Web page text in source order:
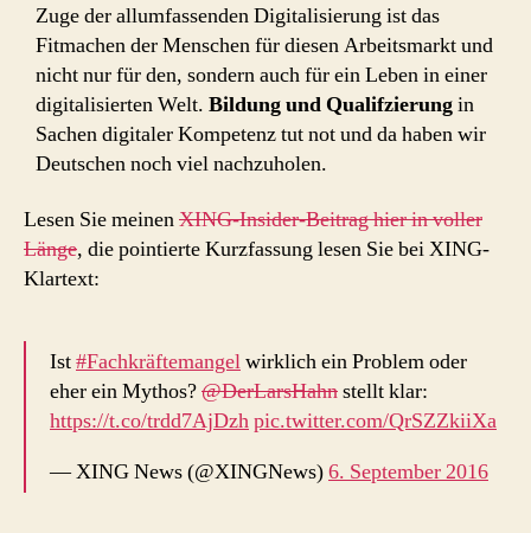
Zuge der allumfassenden Digitalisierung ist das
Fitmachen der Menschen für diesen Arbeitsmarkt und
nicht nur für den, sondern auch für ein Leben in einer
digitalisierten Welt. Bildung und Qualifzierungin
Sachen digitaler Kompetenz tut not und da haben wir
Deutschen noch viel nachzuholen.
Lesen Sie meinenXING-Insider-Beitrag hier in voller
Länge, die pointierte Kurzfassung lesen Sie bei XING-
Klartext:
Ist#Fachkräftemangelwirklich ein Problem oder
eher ein Mythos?@DerLarsHahnstellt klar:
https://t.co/trdd7AjDzhpic.twitter.com/QrSZZkiiXa
— XING News (@XINGNews)6. September 2016